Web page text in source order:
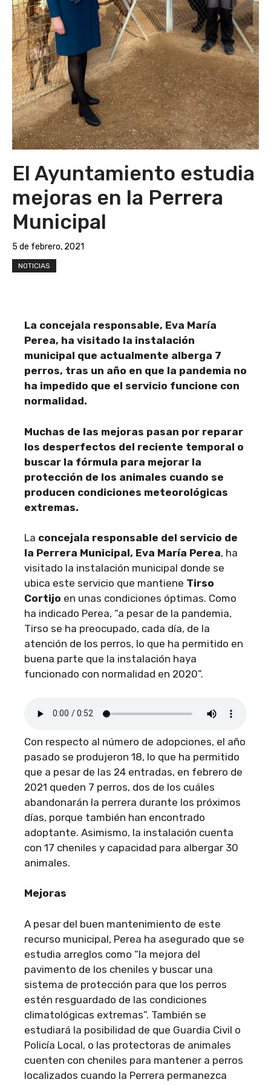
El Ayuntamiento estudia
mejoras en la Perrera
Municipal
5 de febrero, 2021
NOTICIAS
La concejala responsable, Eva María
Perea, ha visitado la instalación
municipal que actualmente alberga 7
perros, tras un año en que la pandemia no
ha impedido que el servicio funcione con
normalidad.
Muchas de las mejoras pasan por reparar
los desperfectos del reciente temporal o
buscar la fórmula para mejorar la
protección de los animales cuando se
producen condiciones meteorológicas
extremas.
La concejala responsable del servicio de
la Perrera Municipal, Eva María Perea, ha
visitado la instalación municipal donde se
ubica este servicio que mantiene Tirso
Cortijo en unas condiciones óptimas. Como
ha indicado Perea, “a pesar de la pandemia,
Tirso se ha preocupado, cada día, de la
atención de los perros, lo que ha permitido en
buena parte que la instalación haya
funcionado con normalidad en 2020”.
Con respecto al número de adopciones, el año
pasado se produjeron 18, lo que ha permitido
que a pesar de las 24 entradas, en febrero de
2021 queden 7 perros, dos de los cuáles
abandonarán la perrera durante los próximos
días, porque también han encontrado
adoptante. Asimismo, la instalación cuenta
con 17 cheniles y capacidad para albergar 30
animales.
Mejoras
A pesar del buen mantenimiento de este
recurso municipal, Perea ha asegurado que se
estudia arreglos como “la mejora del
pavimento de los cheniles y buscar una
sistema de protección para que los perros
estén resguardado de las condiciones
climatológicas extremas”. También se
estudiará la posibilidad de que Guardia Civil o
Policía Local, o las protectoras de animales
cuenten con cheniles para mantener a perros
localizados cuando la Perrera permanezca